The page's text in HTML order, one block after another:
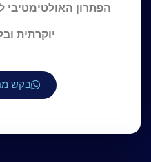
הפתרון
יוקרתית
בקש